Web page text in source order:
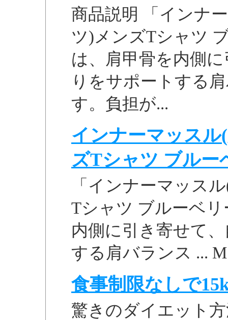
商品説明 「インナ
ツ)メンズTシャツ
は、肩甲骨を内側
りをサポートする
す。負担が...
インナーマッス
ズTシャツ ブルー
「インナーマッス
Tシャツ ブルーベリ
内側に引き寄せて
する肩バランス ...
食事制限なしで
驚きのダイエット